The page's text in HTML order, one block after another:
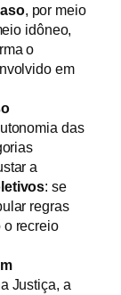
, por meio
idôneo,
o
em
das
a
: se
regras
o recreio
Justiça, a